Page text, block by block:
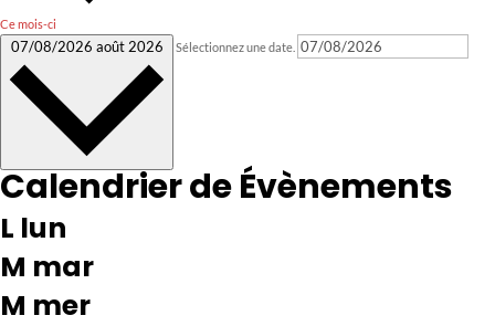
Ce mois-ci
07/08/2026 août 2026 Sélectionnez une date.
Calendrier de Évènements
L lun
M mar
M mer